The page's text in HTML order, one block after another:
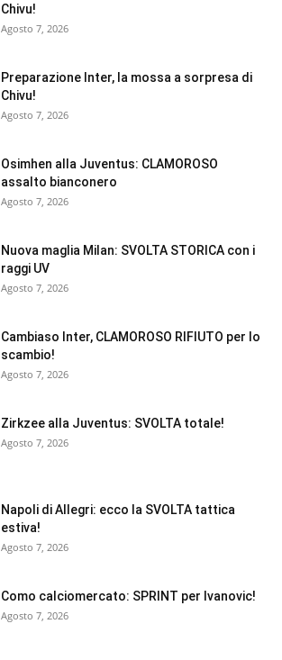
Chivu!
Agosto 7, 2026
Preparazione Inter, la mossa a sorpresa di
Chivu!
Agosto 7, 2026
Osimhen alla Juventus: CLAMOROSO
assalto bianconero
Agosto 7, 2026
Nuova maglia Milan: SVOLTA STORICA con i
raggi UV
Agosto 7, 2026
Cambiaso Inter, CLAMOROSO RIFIUTO per lo
scambio!
Agosto 7, 2026
Zirkzee alla Juventus: SVOLTA totale!
Agosto 7, 2026
Napoli di Allegri: ecco la SVOLTA tattica
estiva!
Agosto 7, 2026
Como calciomercato: SPRINT per Ivanovic!
Agosto 7, 2026